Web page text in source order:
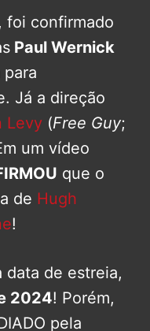
, foi confirmado
Paul Wernick
Já a direção
Levy (Free Guy;
um vídeo
que o
de Hugh
!
data de estreia,
2024! Porém,
pela